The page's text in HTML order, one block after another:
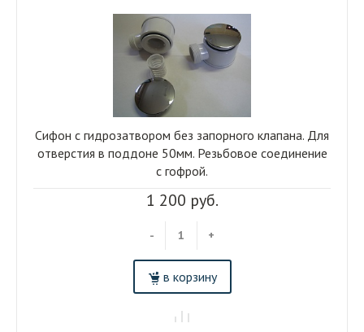
1 200 руб.
- +
в корзину
Сифон с гидрозатвором без запорного клапана. Для
отверстия в поддоне 50мм. Резьбовое соединение
с гофрой.